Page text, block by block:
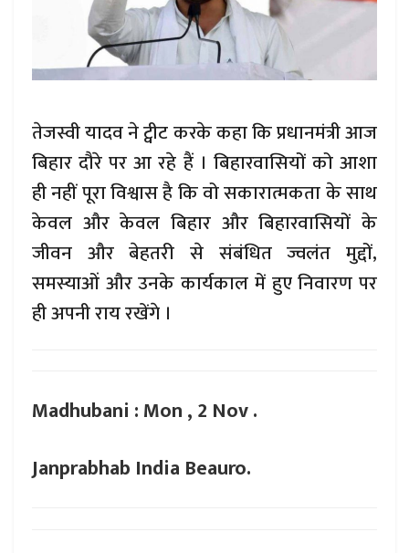
तेजस्वी यादव ने ट्वीट करके कहा कि प्रधानमंत्री आज
बिहार दौरे पर आ रहे हैं । बिहारवासियों को आशा
ही नहीं पूरा विश्वास है कि वो सकारात्मकता के साथ
केवल और केवल बिहार और बिहारवासियों के
जीवन और बेहतरी से संबंधित ज्वलंत मुद्दों,
समस्याओं और उनके कार्यकाल में हुए निवारण पर
ही अपनी राय रखेंगे ।
Madhubani : Mon , 2 Nov .
Janprabhab India Beauro.